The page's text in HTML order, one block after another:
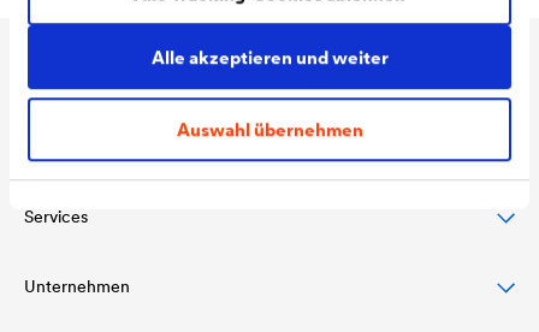
Alle akzeptieren und weiter
Auswahl übernehmen
Fassadenschutz & -gestaltung
Flachdachschutz & -drainage
Dachbahnen
Luft- und Dampfsperren
Services
Download
Unternehmen